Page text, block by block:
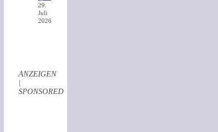
29.
Juli
2026
ANZEIGEN
|
SPONSORED